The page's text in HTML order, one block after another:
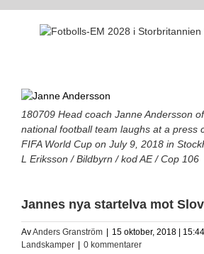
180709 Head coach Janne Andersson
national football team laughs at a press
FIFA World Cup on July 9, 2018 in
L Eriksson / Bildbyrn / kod AE / Cop 106
Jannes nya startelva mot
AvAnders Granström 15 oktober, 2018 | 15:44
Landskamper
0 kommentarer